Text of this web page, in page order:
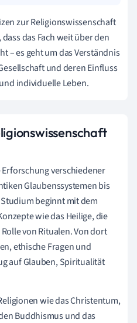
zur Religionswissenschaft
das Fach weit über den
– es geht um das Verständnis
und deren Einfluss
individuelle Leben.
verschiedener
Glaubenssystemen bis
beginnt mit dem
wie das Heilige, die
von Ritualen. Von dort
ethische Fragen und
auf Glauben, Spiritualität
wie das Christentum,
Buddhismus und das